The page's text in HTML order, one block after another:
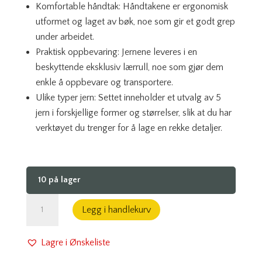
Komfortable håndtak: Håndtakene er ergonomisk
utformet og laget av bøk, noe som gir et godt grep
under arbeidet.
Praktisk oppbevaring: Jernene leveres i en
beskyttende eksklusiv lærrull, noe som gjør dem
enkle å oppbevare og transportere.
Ulike typer jern: Settet inneholder et utvalg av 5
jern i forskjellige former og størrelser, slik at du har
verktøyet du trenger for å lage en rekke detaljer.
10 på lager
Nybegynnersett
Legg i handlekurv
Lagre i Ønskeliste